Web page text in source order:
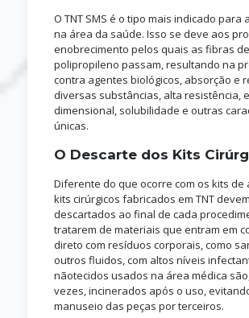
O TNT SMS é o tipo mais indicado para
na área da saúde. Isso se deve aos
enobrecimento pelos quais as fibras de
polipropileno passam, resultando na
contra agentes biológicos, absorção e
diversas substâncias, alta resistência,
dimensional, solubilidade e outras
únicas.
O Descarte dos Kits
Diferente do que ocorre com os kits de
kits cirúrgicos fabricados em TNT
descartados ao final de cada
tratarem de materiais que entram em
direto com resíduos corporais, como
outros fluidos, com altos níveis
nãotecidos usados na área médica
vezes, incinerados após o uso,
manuseio das peças por terceiros.